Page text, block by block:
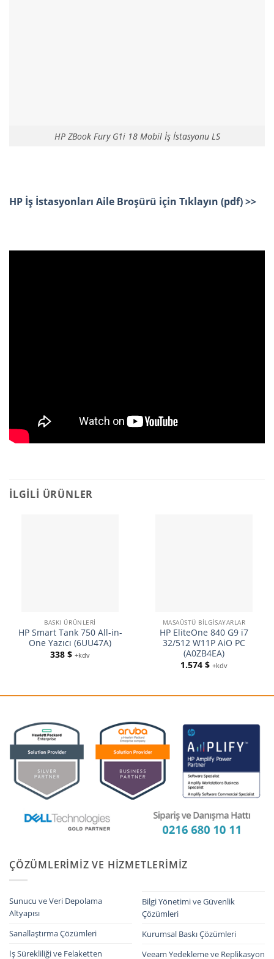
HP ZBook Fury G1i 18 Mobil İş İstasyonu LS
HP İş İstasyonları Aile Broşürü için Tıklayın (pdf) >>
İLGILI ÜRÜNLER
BASKI ÜRÜNLERI
HP Smart Tank 750 All-in-
One Yazıcı (6UU47A)
338 $ +kdv
MASAÜSTÜ BILGISAYARLAR
HP EliteOne 840 G9 i7
32/512 W11P AiO PC
(A0ZB4EA)
1.574 $ +kdv
ÇÖZÜMLERIMIZ VE HIZMETLERIMIZ
Sunucu ve Veri Depolama
Altyapısı
Sanallaştırma Çözümleri
İş Sürekliliği ve Felaketten
Bilgi Yönetimi ve Güvenlik
Çözümleri
Kurumsal Baskı Çözümleri
Veeam Yedekleme ve Replikasyon